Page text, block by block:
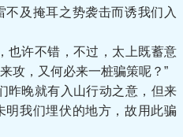
及掩耳之势袭击而诱我们入
许不错，不过，太上既蓄意
攻，又何必来一桩骗策呢？”
晚就有入山行动之意，但来
我们埋伏的地方，故用此骗